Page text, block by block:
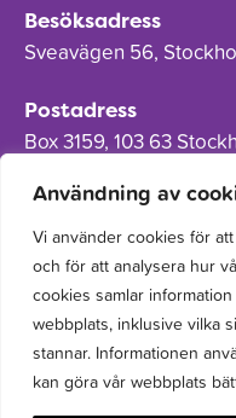
Användning av
Vi använder cookies för
och för att analysera hur
cookies samlar
webbplats, inklusive vilka
stannar. Informationen
kan göra vår webbplats
Besöksadress
Sveavägen 56,
Postadress
Box 3159, 103 63
Om